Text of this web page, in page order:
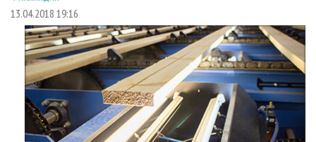
СУШКА ДРЕВЕСИНЫ
ПРОИЗВОДСТВО ДРЕВЕСНЫХ ПЛИТ
ДЕРЕВЯННОЕ ДОМОСТРОЕНИЕ
ПРОИЗВОДСТВО МЕБЕЛИ
БИОЭНЕРГЕТИКА
ЦБП
ПЕРСОНЫ
МОБИЛЬНЫЕ ВЫСТАВКИ
ОФИЦИАЛЬНЫЕ ДЕЛЕГАЦИИ
ПРИОРИТЕТНЫЕ ИНВЕСТПРОЕКТЫ
RUSSIAN FORESTRY REVIEW
ГАЗЕТА ЛЕСПРОМФОРУМ
КОНТАКТЫ
РЕКЛАМА
РЕКЛАМА НА САЙТЕ
13.04.2018 19:16